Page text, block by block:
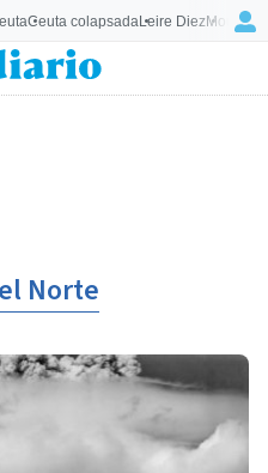
Ceuta colapsadaLeire Diez
Norte